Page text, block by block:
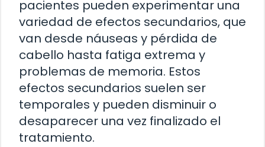
pacientes pueden experimentar una
variedad de efectos secundarios, que
van desde náuseas y pérdida de
cabello hasta fatiga extrema y
problemas de memoria. Estos
efectos secundarios suelen ser
temporales y pueden disminuir o
desaparecer una vez finalizado el
tratamiento.